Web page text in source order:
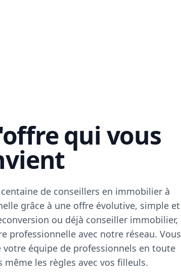
qui vous
de conseillers en immobilier à
grâce à une offre évolutive, simple et
ou déjà conseiller immobilier,
professionnelle avec notre réseau. Vous
équipe de professionnels en toute
même les règles avec vos filleuls.